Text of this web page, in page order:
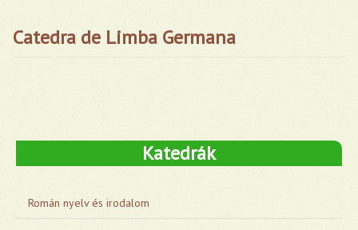
Catedra de Limba Germana
Katedrák
Román nyelv és irodalom